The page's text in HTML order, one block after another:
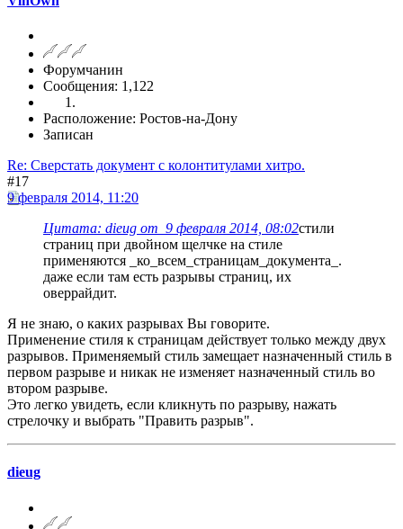
Форумчанин
Сообщения: 1,122
Расположение: Ростов-на-Дону
Записан
Re: Сверстать документ с колонтитулами хитро.
#17
9 февраля 2014, 11:20
Цитата: dieug от 9 февраля 2014, 08:02стили
страниц при двойном щелчке на стиле
применяются _ко_всем_страницам_документа_.
даже если там есть разрывы страниц, их
оверрайдит.
Я не знаю, о каких разрывах Вы говорите.
Применение стиля к страницам действует только между двух
разрывов. Применяемый стиль замещает назначенный стиль в
первом разрыве и никак не изменяет назначенный стиль во
втором разрыве.
Это легко увидеть, если кликнуть по разрыву, нажать
стрелочку и выбрать "Править разрыв".
dieug